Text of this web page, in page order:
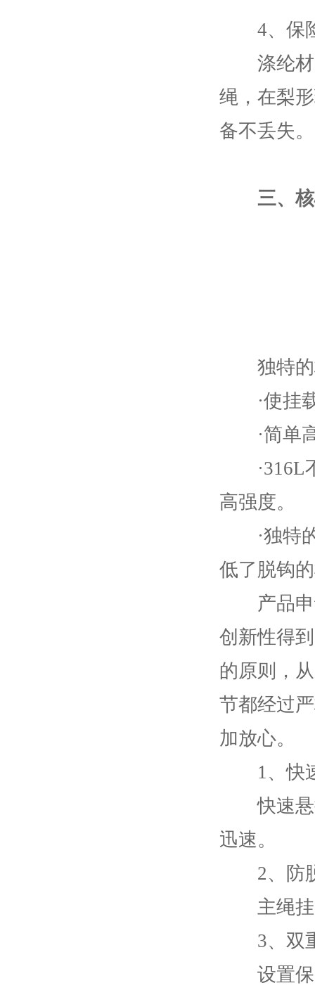
4、保
涤纶材
绳，在梨
备不丢失。
三、核
独特的
·使挂载
·简单高
·316L不
高强度。
·独特的
低了脱钩
产品申
创新性得
的原则，
节都经过
加放心。
1、快
快速悬
迅速。
2、防
主绳挂
3、双
设置保